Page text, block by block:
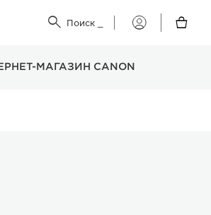
 Поиск
Мой

МАГАЗИН CANON